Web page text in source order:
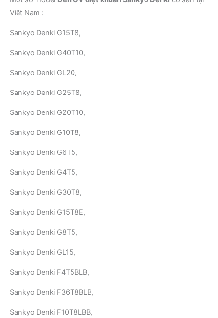
Việt Nam :
Sankyo Denki G15T8,
Sankyo Denki G40T10,
Sankyo Denki GL20,
Sankyo Denki G25T8,
Sankyo Denki G20T10,
Sankyo Denki G10T8,
Sankyo Denki G6T5,
Sankyo Denki G4T5,
Sankyo Denki G30T8,
Sankyo Denki G15T8E,
Sankyo Denki G8T5,
Sankyo Denki GL15,
Sankyo Denki F4T5BLB,
Sankyo Denki F36T8BLB,
Sankyo Denki F10T8LBB,